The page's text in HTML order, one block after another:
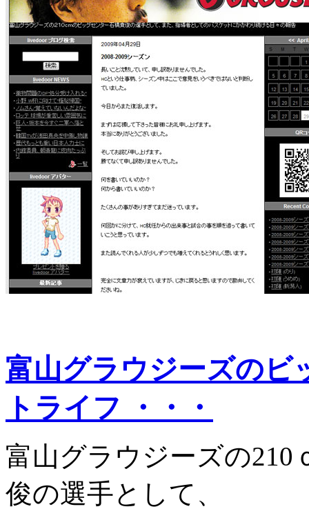
富山グラウジーズのビ
トライフ ・・・
富山グラウジーズの210
俊の選手として、